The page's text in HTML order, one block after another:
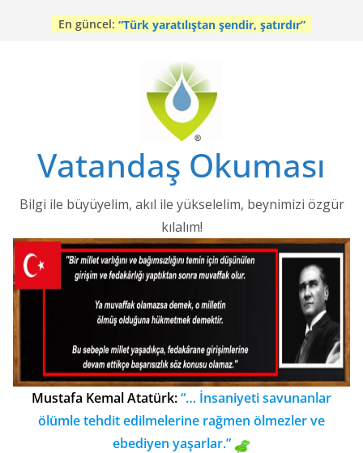
En güncel: Sosyal medya ahlakı
“Türk yaratılıştan şendir, şatırdır”
Kıbrıs’ta Türk katliamları (2)
Vatandaş Okuması
Bilgi ile büyüyelim, akıl ile yükselelim, beynimizi özgür
kılalım!
Mustafa Kemal Atatürk:“… İnsaniyeti savunanlar
ölümle tehdit edilmelerine rağmen ölmezler ve
ebediyen yaşarlar.”